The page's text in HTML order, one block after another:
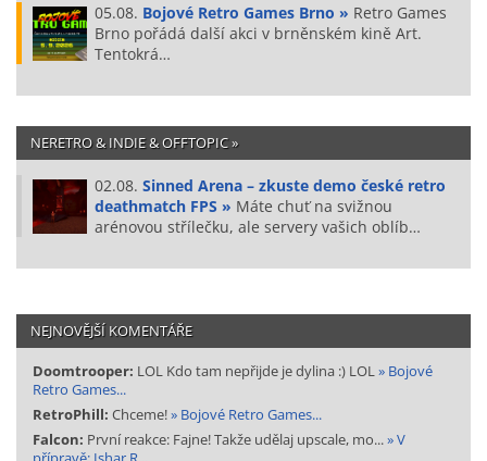
05.08. Bojové Retro Games Brno » Retro Games
Brno pořádá další akci v brněnském kině Art.
Tentokrá…
NERETRO & INDIE & OFFTOPIC »
02.08. Sinned Arena – zkuste demo české retro
deathmatch FPS » Máte chuť na svižnou
arénovou střílečku, ale servery vašich oblíb…
NEJNOVĚJŠÍ KOMENTÁŘE
Doomtrooper: LOL Kdo tam nepřijde je dylina :) LOL» Bojové
Retro Games...
RetroPhill: Chceme!» Bojové Retro Games...
Falcon: První reakce: Fajne! Takže udělaj upscale, mo...» V